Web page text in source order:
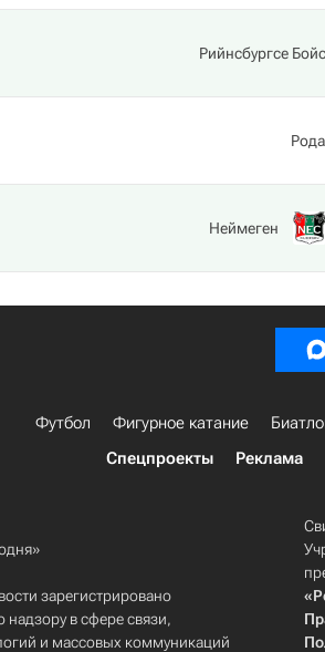
Рийнсбургсе Бойс
Рода
Неймеген
Футбол Фигурное катание
Спецпроекты
Реклама
зарегистрировано
в сфере связи,
и массовых коммуникаций